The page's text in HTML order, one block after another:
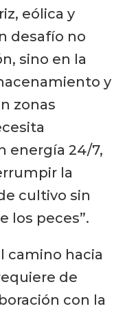
eólica y
desafío no
sino en la
y
zonas
energía 24/7,
la
cultivo sin
los peces”.
camino hacia
de
con la